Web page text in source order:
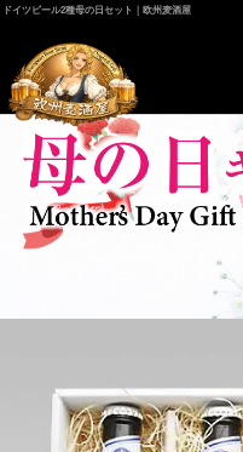
ドイツビール2種母の日セット｜欧州麦酒屋